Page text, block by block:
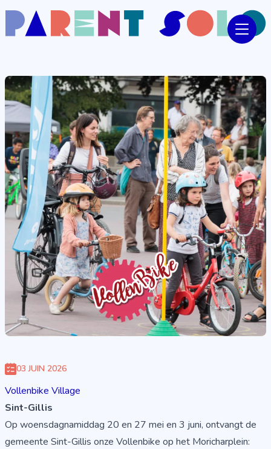
03 JUIN 2026
Vollenbike Village
Sint-Gillis
Op woensdagnamiddag 20 en 27 mei en 3 juni, ontvangt de
gemeente Sint-Gillis onze Vollenbike op het Moricharplein: